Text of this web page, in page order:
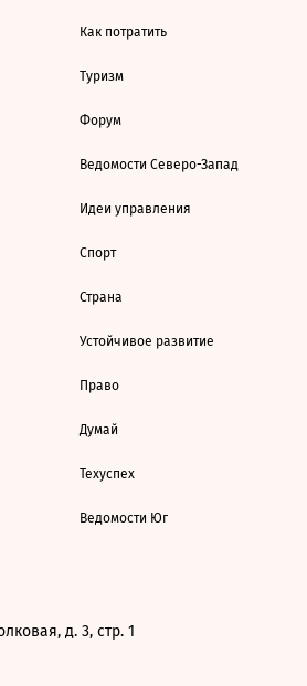
Как потратить
Туризм
Форум
Ведомости Северо-Запад
Идеи управления
Спорт
Страна
Устойчивое развитие
Право
Думай
Техуспех
Ведомости Юг
д. 3, стр. 1